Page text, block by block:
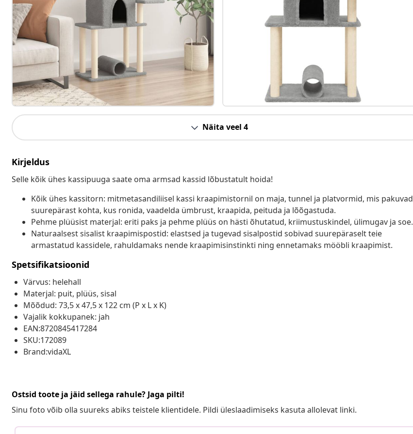
Näita veel 4
Kirjeldus
Selle kõik ühes kassipuuga saate oma armsad kassid lõbustatult hoida!
Kõik ühes kassitorn: mitmetasandiliisel kassi kraapimistornil on maja, tunnel ja platvormid, mis pakuvad
suurepärast kohta, kus ronida, vaadelda ümbrust, kraapida, peituda ja lõõgastuda.
Pehme plüüsist materjal: eriti paks ja pehme plüüs on hästi õhutatud, kriimustuskindel, ülimugav ja soe.
Naturaalsest sisalist kraapimispostid: elastsed ja tugevad sisalpostid sobivad suurepäraselt teie
armastatud kassidele, rahuldamaks nende kraapimisinstinkti ning ennetamaks mööbli kraapimist.
Spetsifikatsioonid
Värvus: helehall
Materjal: puit, plüüs, sisal
Mõõdud: 73,5 x 47,5 x 122 cm (P x L x K)
Vajalik kokkupanek: jah
EAN:8720845417284
SKU:172089
Brand:vidaXL
Ostsid toote ja jäid sellega rahule? Jaga pilti!
Sinu foto võib olla suureks abiks teistele klientidele. Pildi üleslaadimiseks kasuta allolevat linki.